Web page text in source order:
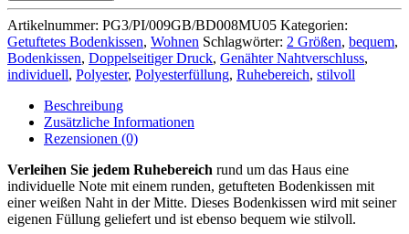
Artikelnummer: PG3/PI/009GB/BD008MU05 Kategorien:
Getuftetes Bodenkissen, Wohnen Schlagwörter: 2 Größen, bequem,
Bodenkissen, Doppelseitiger Druck, Genähter Nahtverschluss,
individuell, Polyester, Polyesterfüllung, Ruhebereich, stilvoll
Beschreibung
Zusätzliche Informationen
Rezensionen (0)
Verleihen Sie jedem Ruhebereich rund um das Haus eine
individuelle Note mit einem runden, getufteten Bodenkissen mit
einer weißen Naht in der Mitte. Dieses Bodenkissen wird mit seiner
eigenen Füllung geliefert und ist ebenso bequem wie stilvoll.